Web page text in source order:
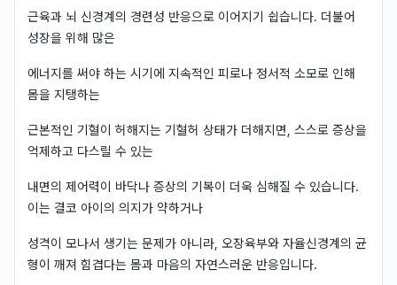
근육과 뇌 신경계의 경련성 반응으로 이어지기 쉽습니다. 더불어
성장을 위해 많은
에너지를 써야 하는 시기에 지속적인 피로나 정서적 소모로 인해
몸을 지탱하는
근본적인 기혈이 허해지는 기혈허 상태가 더해지면, 스스로 증상을
억제하고 다스릴 수 있는
내면의 제어력이 바닥나 증상의 기복이 더욱 심해질 수 있습니다.
이는 결코 아이의 의지가 약하거나
성격이 모나서 생기는 문제가 아니라, 오장육부와 자율신경계의 균
형이 깨져 힘겹다는 몸과 마음의 자연스러운 반응입니다.